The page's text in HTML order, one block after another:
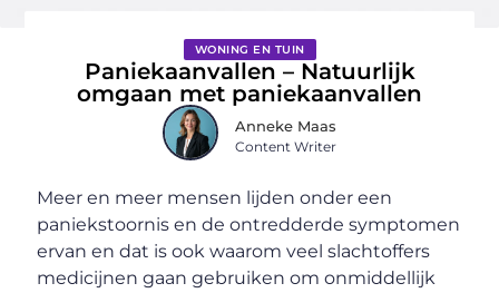
WONING EN TUIN
Paniekaanvallen – Natuurlijk
omgaan met paniekaanvallen
Anneke Maas
Content Writer
Meer en meer mensen lijden onder een
paniekstoornis en de ontredderde symptomen
ervan en dat is ook waarom veel slachtoffers
medicijnen gaan gebruiken om onmiddellijk